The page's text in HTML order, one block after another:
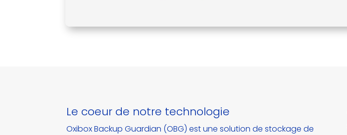
Le coeur de notre technologie
Oxibox Backup Guardian (OBG) est une solution de stockage de